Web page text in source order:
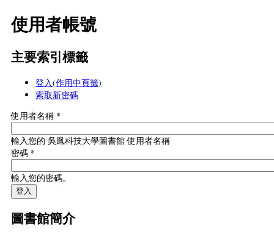
使用者帳號
主要索引標籤
登入(作用中頁籤)
索取新密碼
使用者名稱 *
輸入您的 吳鳳科技大學圖書館 使用者名稱
密碼 *
輸入您的密碼。
圖書館簡介